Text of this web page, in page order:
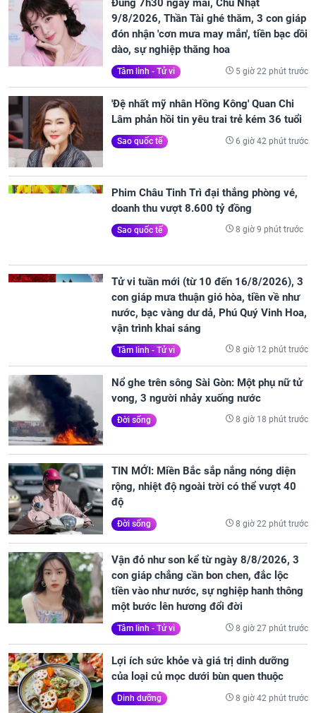
Đúng 7h30 ngày mai, Chủ Nhật
9/8/2026, Thần Tài ghé thăm, 3 con giáp
đón nhận 'cơn mưa may mắn', tiền bạc dồi
dào, sự nghiệp thăng hoa
Tâm linh - Tử vi 5 giờ 22 phút trước
'Đệ nhất mỹ nhân Hồng Kông' Quan Chi
Lâm phản hồi tin yêu trai trẻ kém 36 tuổi
Sao quốc tế 6 giờ 42 phút trước
Phim Châu Tinh Trì đại thắng phòng vé,
doanh thu vượt 8.600 tỷ đồng
Sao quốc tế 8 giờ 9 phút trước
Tử vi tuần mới (từ 10 đến 16/8/2026), 3
con giáp mưa thuận gió hòa, tiền về như
nước, bạc vàng dư dả, Phú Quý Vinh Hoa,
vận trình khai sáng
Tâm linh - Tử vi 8 giờ 12 phút trước
Nổ ghe trên sông Sài Gòn: Một phụ nữ tử
vong, 3 người nhảy xuống nước
Đời sống 8 giờ 18 phút trước
TIN MỚI: Miền Bắc sắp nắng nóng diện
rộng, nhiệt độ ngoài trời có thể vượt 40
độ
Đời sống 8 giờ 22 phút trước
Vận đỏ như son kể từ ngày 8/8/2026, 3
con giáp chẳng cần bon chen, đắc lộc
tiền vào như nước, sự nghiệp hanh thông
một bước lên hương đổi đời
Tâm linh - Tử vi 8 giờ 27 phút trước
Lợi ích sức khỏe và giá trị dinh dưỡng
của loại củ mọc dưới bùn quen thuộc
Dinh dưỡng 8 giờ 42 phút trước